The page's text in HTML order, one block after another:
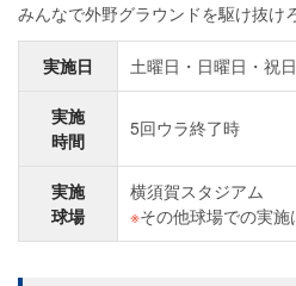
みんなで外野グラウンドを駆け抜け
実施日 土曜日・日曜日・祝
実施
時間
5回ウラ終了時
実施
球場
横須賀スタジアム
※その他球場での実